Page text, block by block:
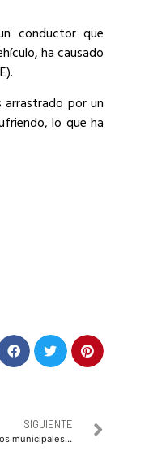
conductor que
ha causado
arrastrado por un
lo que ha
SIGUIENTE
Cierra proceso de elección de síndicos municipales y dan a conocer a los ganadores